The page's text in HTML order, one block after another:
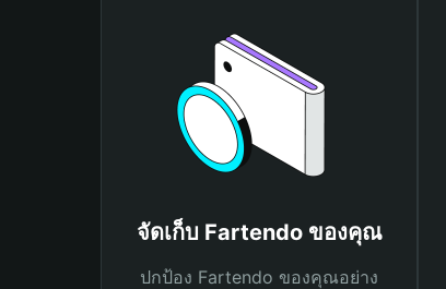
จัดเก็บ Fartendo ของคุณ
ปกป้อง Fartendo ของคุณอย่าง